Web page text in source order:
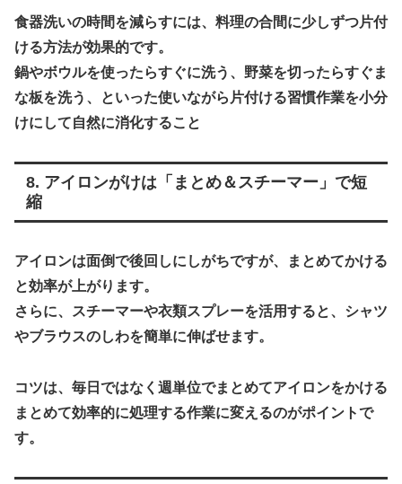
食器洗いの時間を減らすには、料理の合間に少しずつ片付
ける方法が効果的です。
鍋やボウルを使ったらすぐに洗う、野菜を切ったらすぐま
な板を洗う、といった使いながら片付ける習慣作業を小分
けにして自然に消化すること
8. アイロンがけは「まとめ＆スチーマー」で短
縮
アイロンは面倒で後回しにしがちですが、まとめてかける
と効率が上がります。
さらに、スチーマーや衣類スプレーを活用すると、シャツ
やブラウスのしわを簡単に伸ばせます。
コツは、 毎日ではなく週単位でまとめてアイロンをかける
まとめて効率的に処理する作業に変えるのがポイントで
す。